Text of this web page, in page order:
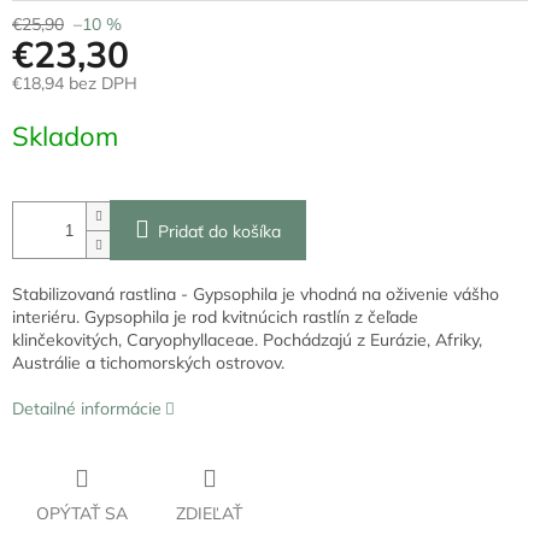
€25,90 –10 %
€23,30
€18,94 bez DPH
cena:
Skladom
Pridať do košíka
Stabilizovaná rastlina - Gypsophila je vhodná na oživenie vášho
interiéru. Gypsophila je rod kvitnúcich rastlín z čeľade
klinčekovitých, Caryophyllaceae. Pochádzajú z Eurázie, Afriky,
Austrálie a tichomorských ostrovov.
Detailné informácie
OPÝTAŤ SA ZDIEĽAŤ